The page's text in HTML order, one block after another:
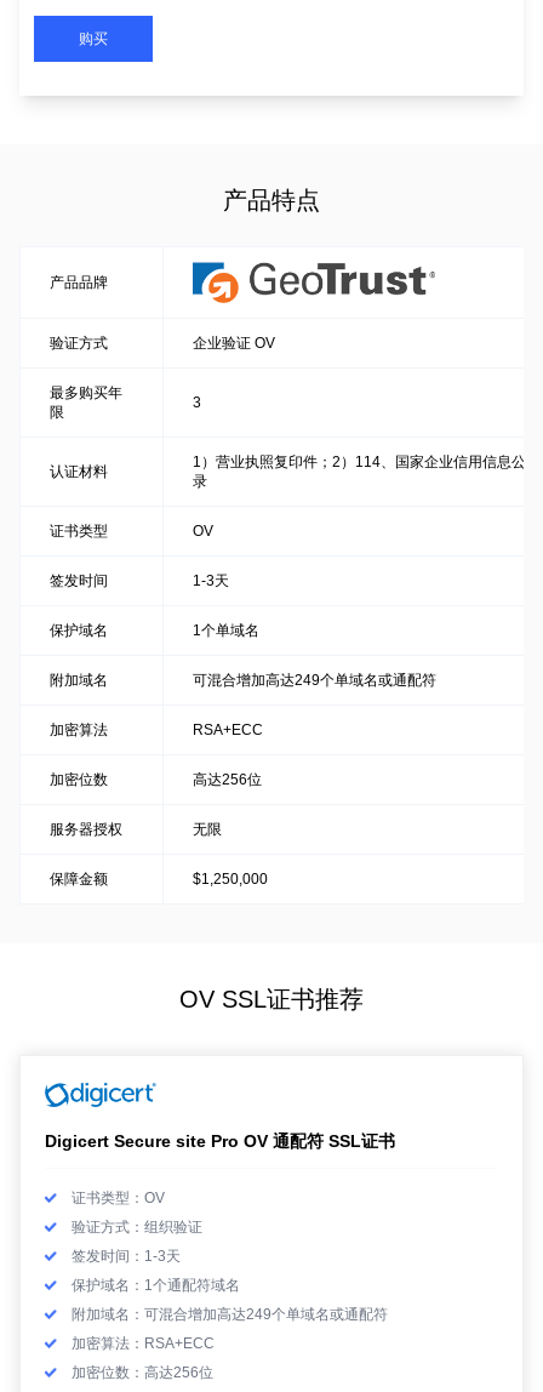
购买
产品特点
产品品牌
验证方式 企业验证 OV
最多购买年
限
3
认证材料
1）营业执照复印件；2）114、国家企业信用信息公
录
证书类型 OV
签发时间 1-3天
保护域名 1个单域名
附加域名 可混合增加高达249个单域名或通配符
加密算法 RSA+ECC
加密位数 高达256位
服务器授权 无限
保障金额 $1,250,000
OV SSL证书推荐
Digicert Secure site Pro OV 通配符 SSL证书
证书类型：OV
验证方式：组织验证
签发时间：1-3天
保护域名：1个通配符域名
附加域名：可混合增加高达249个单域名或通配符
加密算法：RSA+ECC
加密位数：高达256位